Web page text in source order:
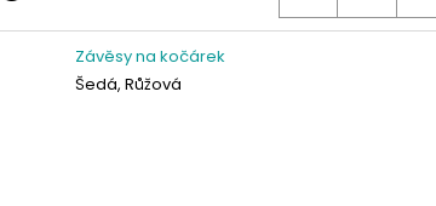
Závěsy na kočárek
Šedá, Růžová